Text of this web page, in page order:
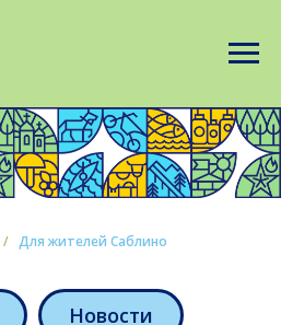
/ Для жителей Саблино
Новости